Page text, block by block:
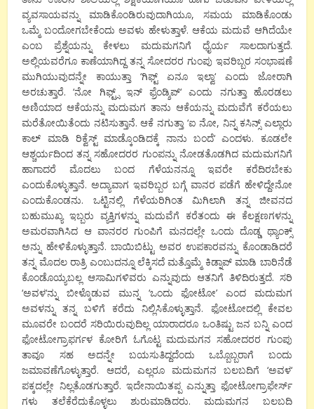
ವ್ಯವಸಾಯವನ್ನು ಮಾಡಿಕೊಂಡಿರುವುದಾಗಿಯೂ, ಸಮಯ ಮಾಡಿಕೊಂಡು
ಒಮ್ಮೆ ಬಂದೋಗಬೇಕೆಂದು ಅವಳು ಹೇಳುತ್ತಾಳೆ. ಆಕೆಯ ಮದುವೆ ಆಗಿದೆಯೇ
ಎಂಬ ಪ್ರೆಶ್ನೆಯನ್ನು ಕೇಳಲು ಮದುಮಗನಿಗೆ ಧೈರ್ಯ ಸಾಲದಾಗುತ್ತದೆ.
ಅಲ್ಲಿಯವರೆಗೂ ಕಾಣೆಯಾಗಿದ್ದ ತನ್ನ ಸೋದರರ ಗುಂಪು ಇವರಿಬ್ಬರ ಸಂಭಾಷಣೆ
ಮುಗಿಯುವುದನ್ನೇ ಕಾಯುತ್ತಾ‘ಗಿಫ್ಟ್ ಏನೂ ಇಲ್ವಾ‘ ಎಂದು ಜೋರಾಗಿ
ಅರಚುತ್ತಾರೆ.‘ನೋ ಗಿಫ್ಟ್ಸ್ ಇನ್ ಫ್ರೆಂಡ್ಶಿಪ್‘ಎಂದು ನಗುತ್ತಾ ಹೊರಡಲು
ಅಣಿಯಾದ ಆಕೆಯನ್ನು ಮದುಮಗ ತಾನು ಆಕೆಯನ್ನು ಮದುವೆಗೆ ಕರೆಯಲು
ಮರೆತೋಯಿತೆಂದು ನಟಿಸುತ್ತಾನೆ. ಆಕೆ ನಗುತ್ತಾ ‘ಐ ನೋ, ನಿನ್ನ ಕಸಿನ್ಸ್ ಎಲ್ಲಾರು
ಕಾಲ್ ಮಾಡಿ ರಿಕ್ವೆಸ್ಟ್ ಮಾಡ್ಕೊಂಡಿದಕ್ಕೆ ನಾನು ಬಂದೆ‘ಎಂದಳು. ಕೂಡಲೇ
ಆಶ್ಚರ್ಯದಿಂದ ತನ್ನ ಸಹೋದರರ ಗುಂಪನ್ನು ನೋಡತೊಡಗಿದ ಮದುಮಗನಿಗೆ
ಹಾಗಾದರೆ ಮೊದಲು ಬಂದ ಗೆಳೆಯನನ್ನೂ ಇವರೇ ಕರೆದಿರಬೇಕು
ಎಂದುಕೊಳ್ಳುತ್ತಾನೆ. ಅದ್ಯಾವಾಗ ಇವರಿಬ್ಬರ ಬಗ್ಗೆ ವಾನರ ಪಡೆಗೆ ಹೇಳಿದ್ದೇನೋ
ಎಂದುಕೊಂಡನು. ಒಟ್ಟಿನಲ್ಲಿ ಗೆಳೆಯರಿಗಿಂತ ಮಿಗಿಲಾಗಿ ತನ್ನ ಜೀವನದ
ಬಹುಮುಖ್ಯ ಇಬ್ಬರು ವ್ಯಕ್ತಿಗಳನ್ನು ಮದುವೆಗೆ ಕರೆತಂದು ಈ ಕೆಲಕ್ಷಣಗಳನ್ನು
ಅಮರವಾಗಿಸಿದ ಆ ವಾನರರ ಗುಂಪಿಗೆ ಮನದಲ್ಲೇ ಒಂದು ದೊಡ್ಡ ಥ್ಯಾಂಕ್ಸ್
ಅನ್ನು ಹೇಳಿಕೊಳ್ಳುತ್ತಾನೆ. ಬಾಯಿಬಿಟ್ಟು ಅವರ ಉಪಕಾರವನ್ನು ಕೊಂಡಾಡಿದರೆ
ತನ್ನ ಮೊದಲ ರಾತ್ರಿ ಎಂಬುದನ್ನೂ ಲೆಕ್ಕಿಸದೆ ಮತ್ತೊಮ್ಮೆ ಕಿಡ್ನಾಪ್ ಮಾಡಿ ಬಾರಿನೆಡೆ
ಕೊಂಡೊಯ್ಯಬಲ್ಲ ಆಸಾಮಿಗಳಿವರು ಎನ್ನುವುದು ಆತನಿಗೆ ತಿಳಿದಿರುತ್ತದೆ. ಸರಿ
‘ಅವಳ‘ನ್ನು ಬೀಳ್ಕೊಡುವ ಮುನ್ನ ‘ಒಂದು ಫೋಟೋ’ ಎಂದ ಮದುಮಗ
ಅವಳನ್ನು ತನ್ನ ಬಳಿಗೆ ಕರೆದು ನಿಲ್ಲಿಸಿಕೊಳ್ಳುತ್ತಾನೆ. ಫೋಟೋದಲ್ಲಿ ಕೇವಲ
ಮೂವರೇ ಬಂದರೆ ಸರಿಯಿರುವುದಿಲ್ಲ ಯಾರಾದರೂ ಒಂತಿಷ್ಟು ಜನ ಬನ್ನಿ ಎಂದ
ಫೋಟೋಗ್ರಾಫರ್ಗಳ ಕೋರಿಗೆ ಓಗೊಟ್ಟ ಮದುಮಗನ ಸಹೋದರರ ಗುಂಪು
ತಾವೂ ಸಹ ಅದನ್ನೇ ಬಯಸುತಿದ್ದದೆಂದು ಒಬ್ಬೊಬ್ಬರಾಗೆ ಬಂದು
ಜಮಾವಣೆಗೊಳ್ಳುತ್ತಾರೆ. ಆದರೆ, ಎಲ್ಲರೂ ಮದುಮಗನ ಬಲಬದಿಗೆ ‘ಅವಳ‘
ಪಕ್ಕದಲ್ಲೇ ನಿಲ್ಲತೊಡಗುತ್ತಾರೆ. ಇದೇನಾಯಿತಪ್ಪ ಎನ್ನುತ್ತಾ ಫೋಟೋಗ್ರಾಫೇರ್ಸ್
ಗಳು ತಲೆಕೆರೆದುಕೊಳ್ಳಲು ಶುರುಮಾಡಿದರು. ಮದುಮಗನ ಬಲಬದಿ